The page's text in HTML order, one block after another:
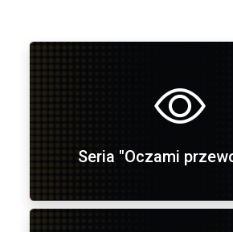
Seria "Oczami